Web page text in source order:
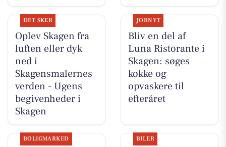
DET SKER
Oplev Skagen fra
luften eller dyk
ned i
Skagensmalernes
verden - Ugens
begivenheder i
Skagen
JOBNYT
Bliv en del af
Luna Ristorante i
Skagen: søges
kokke og
opvaskere til
efteråret
BOLIGMARKED BILER